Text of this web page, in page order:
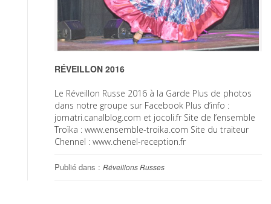
RÉVEILLON 2016
Le Réveillon Russe 2016 à la Garde Plus de photos
dans notre groupe sur Facebook Plus d’info :
jomatri.canalblog.com et jocoli.fr Site de l’ensemble
Troïka : www.ensemble-troika.com Site du traiteur
Chennel : www.chenel-reception.fr
Publié dans : Réveillons Russes